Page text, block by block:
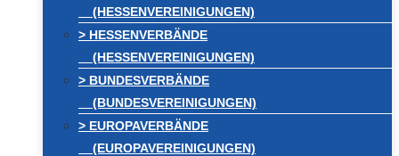
(HESSENVEREINIGUNGEN)
> HESSENVERBÄNDE
(HESSENVEREINIGUNGEN)
> BUNDESVERBÄNDE
(BUNDESVEREINIGUNGEN)
> EUROPAVERBÄNDE
(EUROPAVEREINIGUNGEN)